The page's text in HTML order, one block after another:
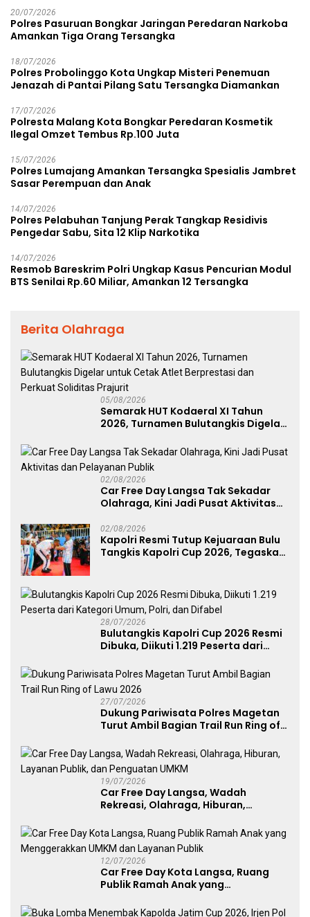
20/07/2026
Polres Pasuruan Bongkar Jaringan Peredaran Narkoba
Amankan Tiga Orang Tersangka
18/07/2026
Polres Probolinggo Kota Ungkap Misteri Penemuan
Jenazah di Pantai Pilang Satu Tersangka Diamankan
17/07/2026
Polresta Malang Kota Bongkar Peredaran Kosmetik
Ilegal Omzet Tembus Rp.100 Juta
15/07/2026
Polres Lumajang Amankan Tersangka Spesialis Jambret
Sasar Perempuan dan Anak
14/07/2026
Polres Pelabuhan Tanjung Perak Tangkap Residivis
Pengedar Sabu, Sita 12 Klip Narkotika
14/07/2026
Resmob Bareskrim Polri Ungkap Kasus Pencurian Modul
BTS Senilai Rp.60 Miliar, Amankan 12 Tersangka
Berita Olahraga
05/08/2026
Semarak HUT Kodaeral XI Tahun
2026, Turnamen Bulutangkis Digelar
Perkuat Soliditas Prajurit
02/08/2026
Car Free Day Langsa Tak Sekadar
Olahraga, Kini Jadi Pusat Aktivitas
02/08/2026
Kapolri Resmi Tutup Kejuaraan Bulu
Tangkis Kapolri Cup 2026, Tegaskan
28/07/2026
Bulutangkis Kapolri Cup 2026 Resmi
Dibuka, Diikuti 1.219 Peserta dari
27/07/2026
Dukung Pariwisata Polres Magetan
Turut Ambil Bagian Trail Run Ring of
19/07/2026
Car Free Day Langsa, Wadah
Rekreasi, Olahraga, Hiburan,
UMKM
12/07/2026
Car Free Day Kota Langsa, Ruang
Publik Ramah Anak yang
Publik